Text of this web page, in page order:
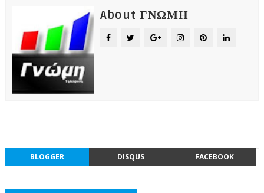
About ΓΝΩΜΗ
BLOGGER DISQUS FACEBOOK